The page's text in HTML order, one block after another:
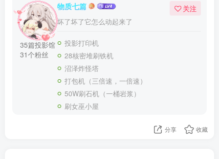
35篇投影馆
31个粉丝
物质七篇
坏了坏了它怎么动起来了
关注
投影打印机
28核密堆刷铁机
沼泽炸怪塔
打包机（三倍速，一倍速）
50W刷石机（一桶岩浆）
刷女巫小屋
分享 收藏